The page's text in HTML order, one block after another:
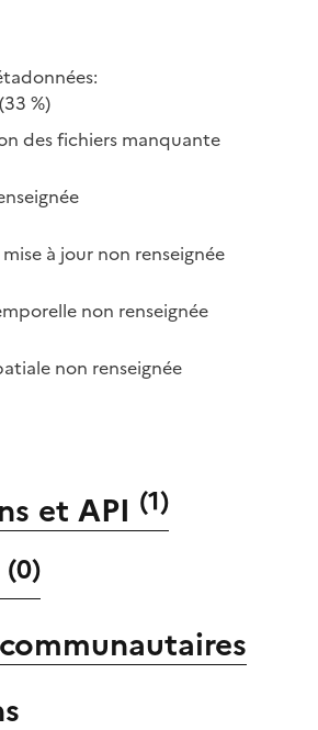
(33 %)
des fichiers manquante
à jour non renseignée
non renseignée
non renseignée
et API (1)
(0)